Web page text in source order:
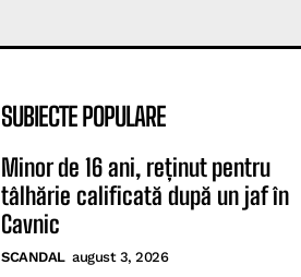
SUBIECTE POPULARE
Minor de 16 ani, reținut pentru
tâlhărie calificată după un jaf în
Cavnic
SCANDAL august 3, 2026